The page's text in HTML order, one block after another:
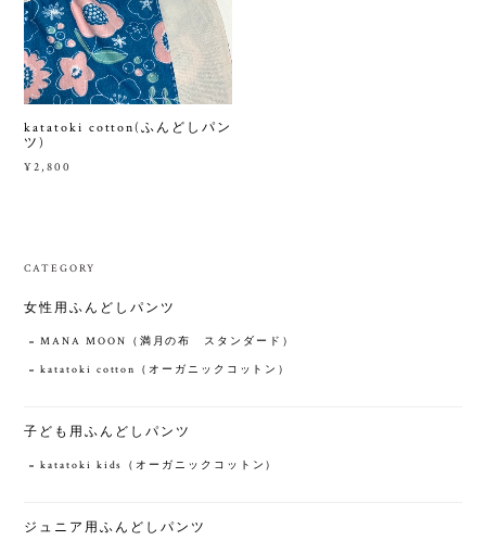
katatoki cotton(ふんどしパン
ツ)
¥2,800
CATEGORY
女性用ふんどしパンツ
MANA MOON（満月の布 スタンダード）
katatoki cotton（オーガニックコットン）
子ども用ふんどしパンツ
katatoki kids（オーガニックコットン）
ジュニア用ふんどしパンツ